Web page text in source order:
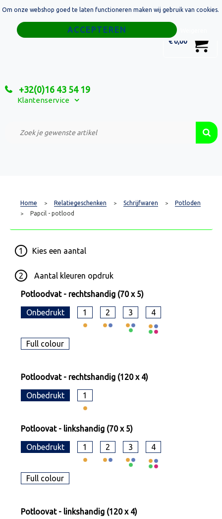
€ 0,00
+32(0)16 43 54 19
Klantenservice
Home
Relatiegeschenken
Custom Made Projecten
Home > Relatiegeschenken > Schrijfwaren > Potloden
> Papcil - potlood
1 Kies een aantal
2 Aantal kleuren opdruk
Potloodvat - rechtshandig (70 x 5)
Onbedrukt 1 2 3 4
Full colour
Potloodvat - rechtshandig (120 x 4)
Onbedrukt 1
Potloovat - linkshandig (70 x 5)
Onbedrukt 1 2 3 4
Full colour
Potloovat - linkshandig (120 x 4)
Om onze webshop goed te laten functioneren maken wij gebruik van cookies.